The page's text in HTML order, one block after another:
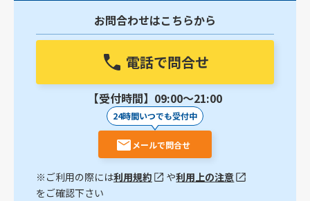
お問合わせはこちらから
電話で問合せ
【受付時間】09:00〜21:00
24時間いつでも受付中
メールで問合せ
※ご利用の際には利用規約 や利用上の注意
をご確認下さい